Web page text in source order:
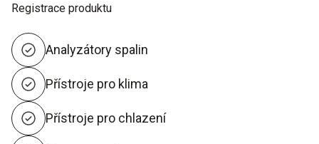
Registrace produktu
Analyzátory spalin
Přístroje pro klima
Přístroje pro chlazení